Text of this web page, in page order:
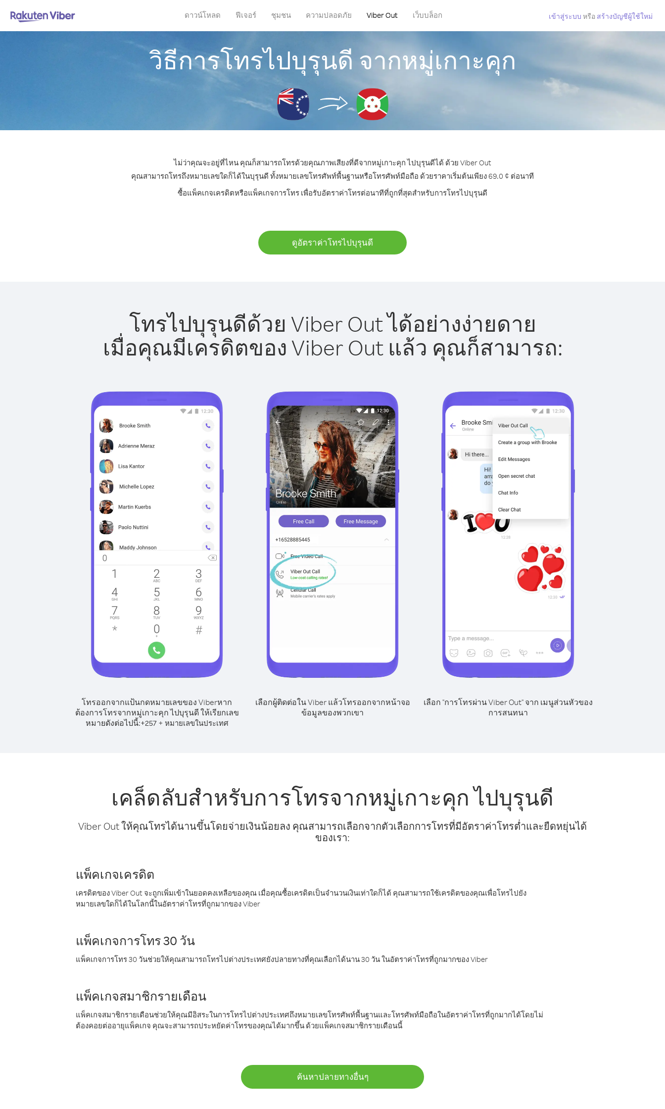
ดาวน์โหลด ฟีเจอร์ ชุมชน ความปลอดภัย Viber Out เว็บบล็อก เข้าสู่ระบบ หรือ สร้างบัญชีผู้ใช้ใหม่
วิธีการโทรไปบุรุนดี จากหมู่เกาะคุก
ไม่ว่าคุณจะอยู่ที่ไหน คุณก็สามารถโทรด้วยคุณภาพเสียงที่ดีจากหมู่เกาะคุก ไปบุรุนดีได้ ด้วย Viber Out
คุณสามารถโทรถึงหมายเลขใดก็ได้ในบุรุนดี ทั้งหมายเลขโทรศัพท์พื้นฐานหรือโทรศัพท์มือถือ ด้วยราคาเริ่มต้นเพียง 69.0 ¢ ต่อนาที
ซื้อแพ็คเกจเครดิตหรือแพ็คเกจการโทร เพื่อรับอัตราค่าโทรต่อนาทีที่ถูกที่สุดสำหรับการโทรไปบุรุนดี
ดูอัตราค่าโทรไปบุรุนดี
โทรไปบุรุนดีด้วย Viber Out ได้อย่างง่ายดาย
เมื่อคุณมีเครดิตของ Viber Out แล้ว คุณก็สามารถ:
โทรออกจากแป้นกดหมายเลขของ Viberหาก
ต้องการโทรจากหมู่เกาะคุก ไปบุรุนดี ให้เรียกเลข
หมายดังต่อไปนี้:+257+ หมายเลขในประเทศ
เลือกผู้ติดต่อใน Viber แล้วโทรออกจากหน้าจอ
ข้อมูลของพวกเขา
เลือก "การโทรผ่าน Viber Out" จาก เมนูส่วนหัวของ
การสนทนา
เคล็ดลับสำหรับการโทรจากหมู่เกาะคุก ไปบุรุนดี
Viber Out ให้คุณโทรได้นานขึ้นโดยจ่ายเงินน้อยลง คุณสามารถเลือกจากตัวเลือกการโทรที่มีอัตราค่าโทรต่ำและยืดหยุ่นได้
ของเรา:
แพ็คเกจเครดิต
เครดิตของ Viber Out จะถูกเพิ่มเข้าในยอดคงเหลือของคุณ เมื่อคุณซื้อเครดิตเป็นจำนวนเงินเท่าใดก็ได้ คุณสามารถใช้เครดิตของคุณเพื่อโทรไปยัง
หมายเลขใดก็ได้ในโลกนี้ในอัตราค่าโทรที่ถูกมากของ Viber
แพ็คเกจการโทร 30 วัน
แพ็คเกจการโทร 30 วันช่วยให้คุณสามารถโทรไปต่างประเทศยังปลายทางที่คุณเลือกได้นาน 30 วัน ในอัตราค่าโทรที่ถูกมากของ Viber
แพ็คเกจสมาชิกรายเดือน
แพ็คเกจสมาชิกรายเดือนช่วยให้คุณมีอิสระในการโทรไปต่างประเทศถึงหมายเลขโทรศัพท์พื้นฐานและโทรศัพท์มือถือในอัตราค่าโทรที่ถูกมากได้โดยไม่
ต้องคอยต่ออายุแพ็คเกจ คุณจะสามารถประหยัดค่าโทรของคุณได้มากขึ้น ด้วยแพ็คเกจสมาชิกรายเดือนนี้
ค้นหาปลายทางอื่นๆ